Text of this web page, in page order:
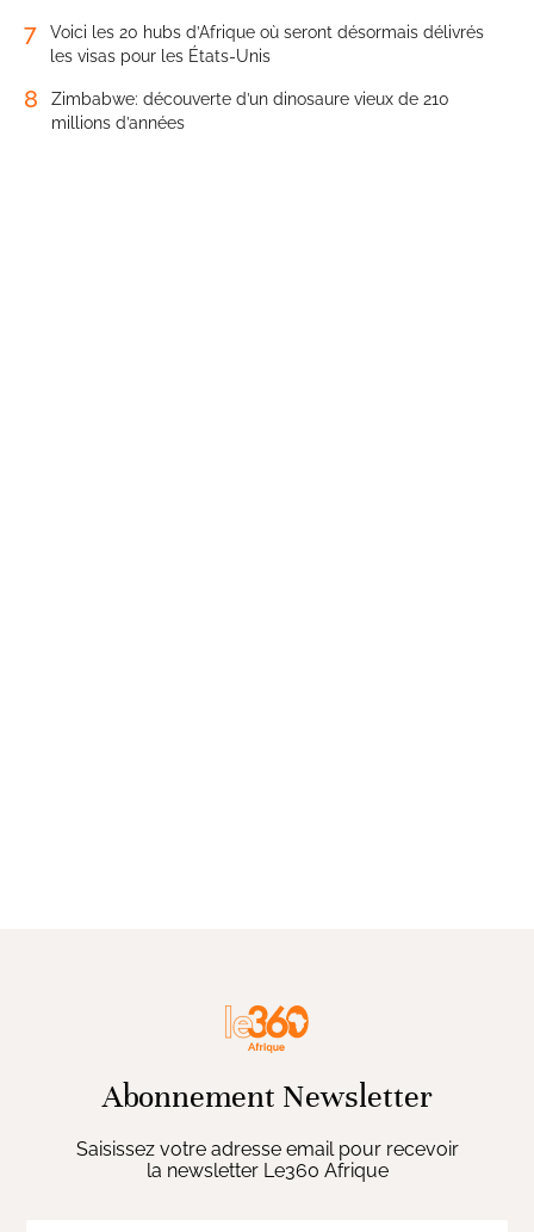
7
Voici les 20 hubs d’Afrique où seront désormais délivrés
les visas pour les États-Unis
8
Zimbabwe: découverte d’un dinosaure vieux de 210
millions d’années
Abonnement Newsletter
Saisissez votre adresse email pour recevoir
la newsletter Le360 Afrique